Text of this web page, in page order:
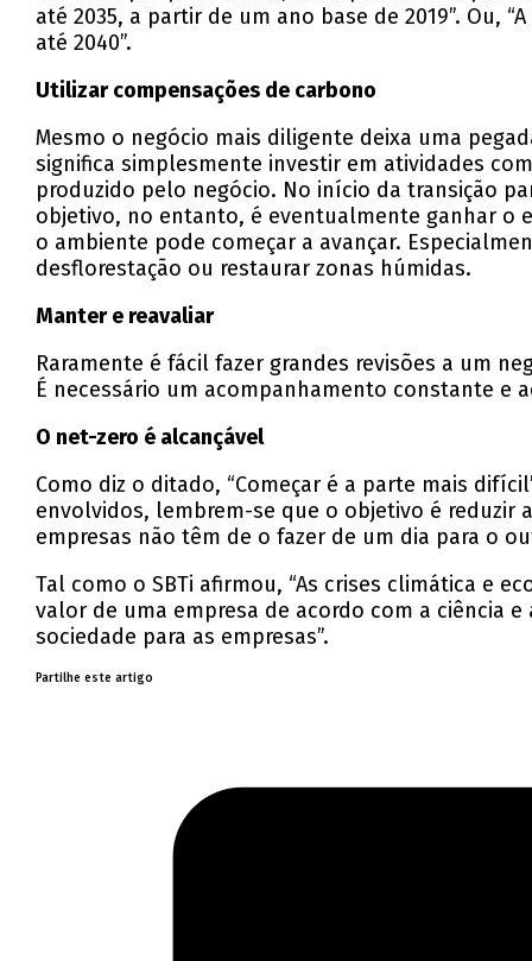
até 2035, a partir de um ano base de 2019”. Ou,
até 2040”.
Utilizar compensações de carbono
Mesmo o negócio mais diligente deixa uma
significa simplesmente investir em atividades
produzido pelo negócio. No início da transição
objetivo, no entanto, é eventualmente ganhar o
o ambiente pode começar a avançar.
desflorestação ou restaurar zonas húmidas.
Manter e reavaliar
Raramente é fácil fazer grandes revisões a um
É necessário um acompanhamento constante e
O net-zero é alcançável
Como diz o ditado, “Começar é a parte mais
envolvidos, lembrem-se que o objetivo é reduzir
empresas não têm de o fazer de um dia para o
Tal como o SBTi afirmou, “As crises climática e
valor de uma empresa de acordo com a ciência
sociedade para as empresas”.
Partilhe este artigo